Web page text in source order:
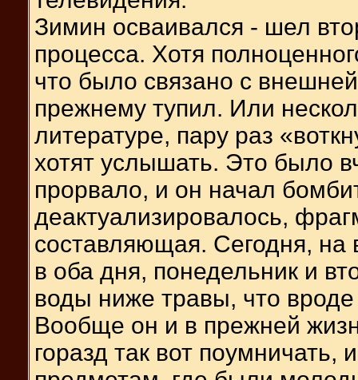
Зимин осваивался - шел
процесса. Хотя
что было связано с
прежнему тупил. Или
литературе, пару раз
хотят услышать. Это было
прорвало, и он начал
деактуализировалось,
составляющая. Сегодня, на
в оба дня, понедельник и
воды ниже травы, что
Вообще он и в прежней
горазд так вот поумничать,